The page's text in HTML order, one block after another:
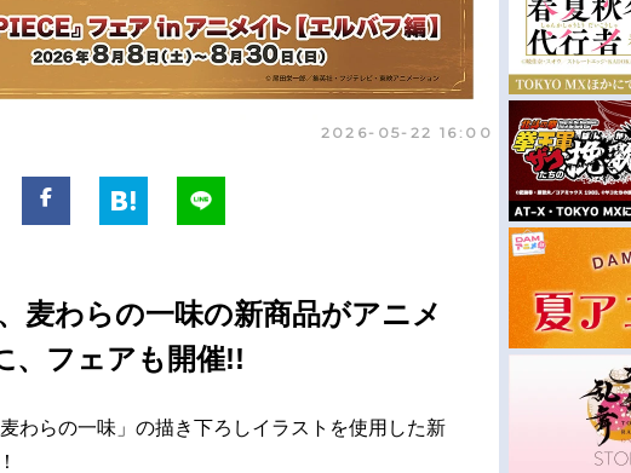
2026-05-22 16:00
麦わらの一味の新商品がアニメ
フェアも開催!!
わらの一味」の描き下ろしイラストを使用した新